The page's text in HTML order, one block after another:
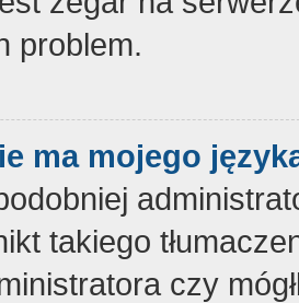
problem.
ma mojego
takiego
czy